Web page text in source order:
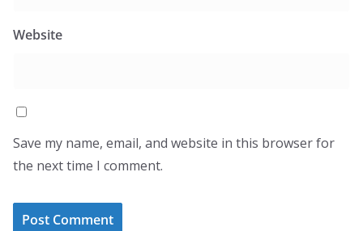
Website
Save my name, email, and website in this browser for
the next time I comment.